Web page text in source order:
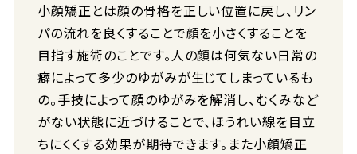
小顔矯正とは顔の骨格を正しい位置に戻し、リン
パの流れを良くすることで顔を小さくすることを
目指す施術のことです。人の顔は何気ない日常の
癖によって多少のゆがみが生じてしまっているも
の。手技によって顔のゆがみを解消し、むくみなど
がない状態に近づけることで、ほうれい線を目立
ちにくくする効果が期待できます。また小顔矯正